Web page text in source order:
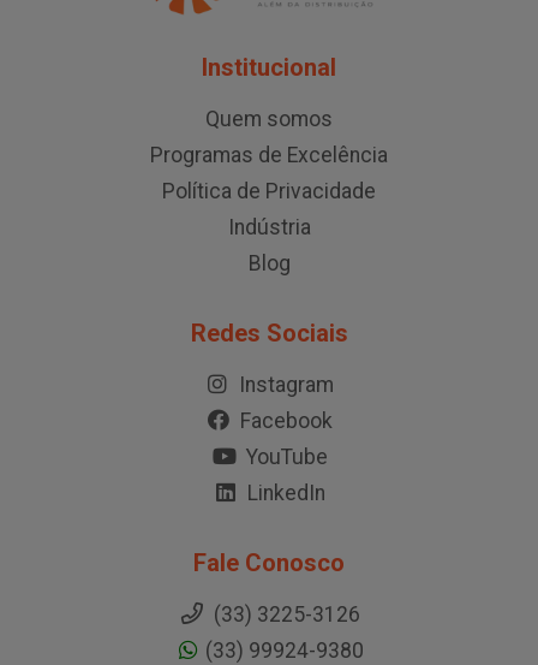
Institucional
Quem somos
Programas de Excelência
Política de Privacidade
Indústria
Blog
Redes Sociais
Instagram
Facebook
YouTube
LinkedIn
Fale Conosco
(33) 3225-3126
(33) 99924-9380